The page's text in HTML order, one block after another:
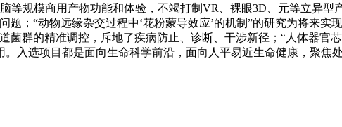
等规模商用产物功能和体验，不竭打制VR、裸眼3D、元等立异
题；“动物远缘杂交过程中‘花粉蒙导效应’的机制”的研究为将来
菌群的精准调控，斥地了疾病防止、诊断、干涉新径；“人体器官
入选项目都是面向生命科学前沿，面向人平易近生命健康，聚焦处